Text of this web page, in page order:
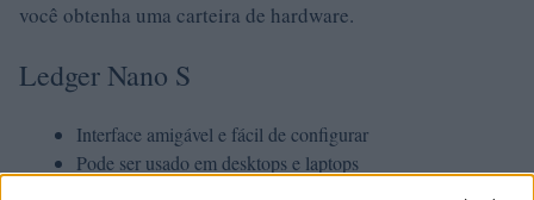
você obtenha uma carteira de hardware.
Ledger Nano S
Interface amigável e fácil de configurar
Pode ser usado em desktops e laptops